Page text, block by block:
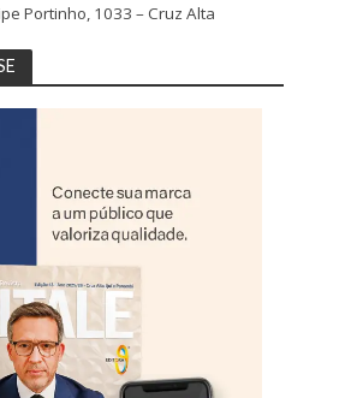
Portinho, 1033 – Cruz Alta